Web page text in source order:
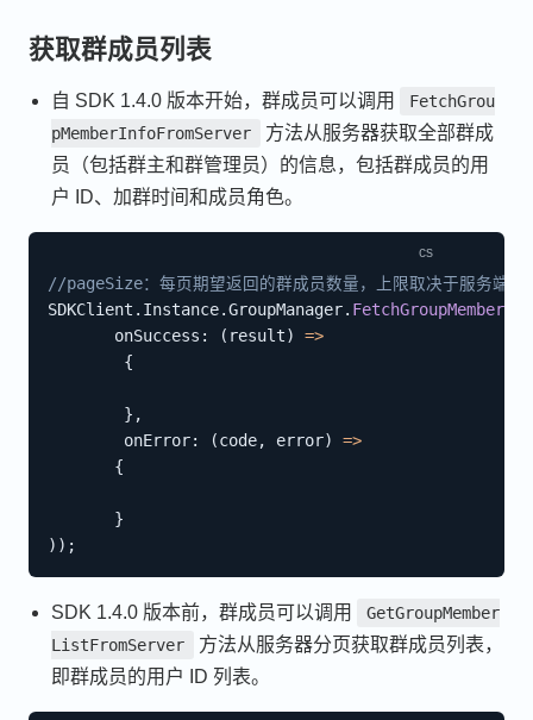
获取群成员列表
自 SDK 1.4.0 版本开始，群成员可以调用
FetchGrou
pMemberInfoFromServer
方法从服务器获取全部群成
员（包括群主和群管理员）的信息，包括群成员的用
户 ID、加群时间和成员角色。
//pageSize：每页期望返回的群成员数量，上限取决于服
SDKClient . Instance.GroupManager.
onSuccess : ( result)
=>
{
} ,
onError: (code, error)
=>
{
}
) ) ;
SDK 1.4.0 版本前，群成员可以调用
GetGroupMember
ListFromServer
方法从服务器分页获取群成员列表，
即群成员的用户 ID 列表。